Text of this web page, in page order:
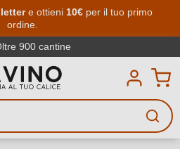
Passa al contenuto principale
e ottieni 10€per il tuo primo
ordine.
cantine
caratteri
nome del vino,